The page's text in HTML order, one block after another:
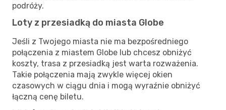
podróży.
Loty z przesiadką do miasta Globe
Jeśli z Twojego miasta nie ma bezpośredniego
połączenia z miastem Globe lub chcesz obniżyć
koszty, trasa z przesiadką jest warta rozważenia.
Takie połączenia mają zwykle więcej okien
czasowych w ciągu dnia i mogą wyraźnie obniżyć
łączną cenę biletu.